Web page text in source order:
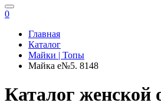
0
Главная
Каталог
Майки | Топы
Майка e№5. 8148
Каталог женской